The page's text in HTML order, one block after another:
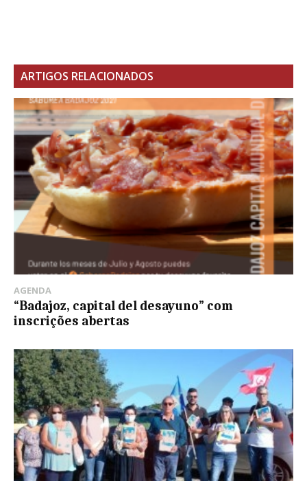
ARTIGOS RELACIONADOS
AGENDA
“Badajoz, capital del desayuno” com
inscrições abertas